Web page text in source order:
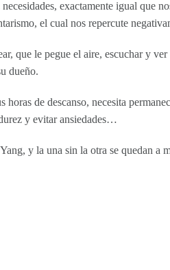
exactamente igual que
el cual nos repercute
que le pegue el aire, escuchar y
dueño.
horas de descanso, necesita
y evitar ansiedades…
y la una sin la otra se quedan a